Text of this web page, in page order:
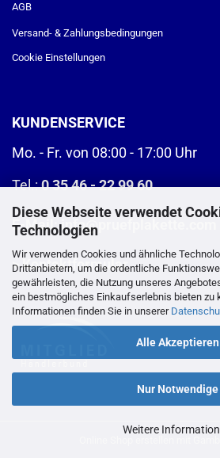
Diese Webseite verwendet
Technologien
Wir verwenden Cookies und ähnliche
Drittanbietern, um die ordentliche
gewährleisten, die Nutzung unseres
ein bestmögliches Einkaufserlebnis bieten zu
Informationen finden Sie in unserer
Alle Akzeptieren
Nur Notwendige
Weitere
AGB
Versand- & Zahlungsbedingungen
Cookie Einstellungen
KUNDENSERVICE
Mo. - Fr. von 08:00 - 17:00 Uhr
Tel.:0 35 46 - 22 99 60
E-Mail:info@pruefplakette.com
>Kontaktformular